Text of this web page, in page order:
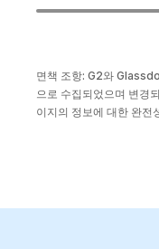
면책 조항: G2와
으로 수집되었으며 변경
이지의 정보에 대한 완전